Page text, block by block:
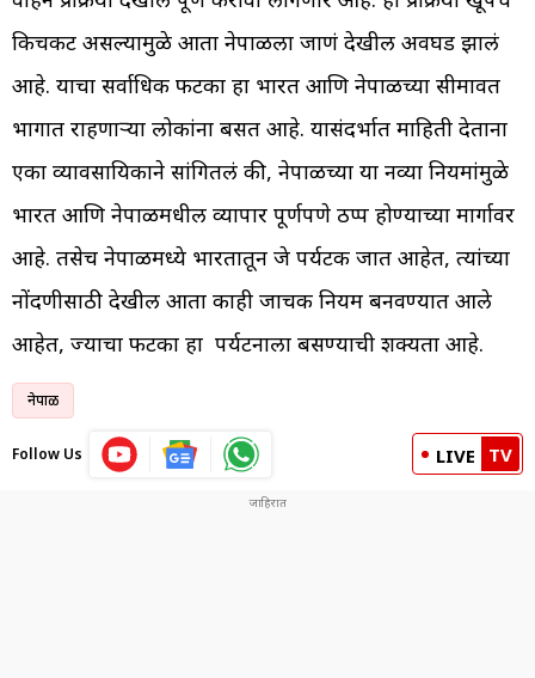
किचकट असल्यामुळे आता नेपाळला जाणं देखील अवघड झालं
आहे. याचा सर्वाधिक फटका हा भारत आणि नेपाळच्या सीमावर्ती
भागात राहणाऱ्या लोकांना बसत आहे. यासंदर्भात माहिती देताना
एका व्यावसायिकाने सांगितलं की, नेपाळच्या या नव्या नियमांमुळे
भारत आणि नेपाळमधील व्यापार पूर्णपणे ठप्प होण्याच्या मार्गावर
आहे. तसेच नेपाळमध्ये भारतातून जे पर्यटक जात आहेत, त्यांच्या
नोंदणीसाठी देखील आता काही जाचक नियम बनवण्यात आले
आहेत, ज्याचा फटका हा पर्यटनाला बसण्याची शक्यता आहे.
नेपाळ
Follow Us LIVE TV